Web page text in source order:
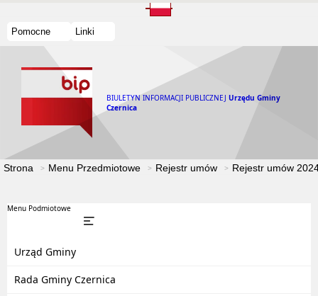
Pomocne Linki
BIULETYN INFORMACJI PUBLICZNEJ Urzędu Gminy
Czernica
Strona Menu Przedmiotowe Rejestr umów Rejestr umów
Menu Podmiotowe
Urząd Gminy
Rada Gminy Czernica